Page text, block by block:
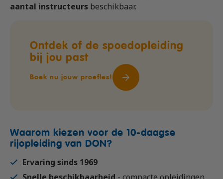
aantal instructeurs beschikbaar.
Ontdek of de spoedopleiding
bij jou past
Boek nu jouw proefles!
Waarom kiezen voor de 10-daagse
rijopleiding van DON?
Ervaring sinds 1969